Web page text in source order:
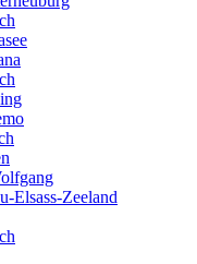
Elsass-Zeeland